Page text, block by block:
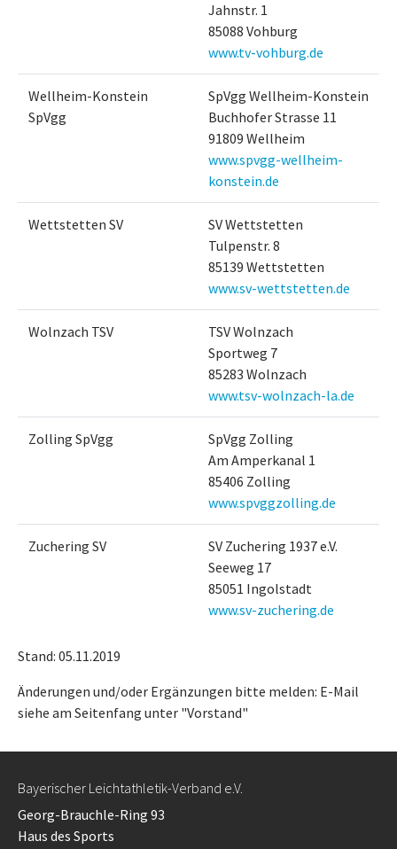
Jahnstr. 1
85088 Vohburg
www.tv-vohburg.de
Wellheim-Konstein
SpVgg
SpVgg Wellheim-Konstein
Buchhofer Strasse 11
91809 Wellheim
www.spvgg-wellheim-
konstein.de
Wettstetten SV
SV Wettstetten
Tulpenstr. 8
85139 Wettstetten
www.sv-wettstetten.de
Wolnzach TSV
TSV Wolnzach
Sportweg 7
85283 Wolnzach
www.tsv-wolnzach-la.de
Zolling SpVgg
SpVgg Zolling
Am Amperkanal 1
85406 Zolling
www.spvggzolling.de
Zuchering SV
SV Zuchering 1937 e.V.
Seeweg 17
85051 Ingolstadt
www.sv-zuchering.de
Stand: 05.11.2019
Änderungen und/oder Ergänzungen bitte melden: E-Mail
siehe am Seitenfang unter "Vorstand"
Bayerischer Leichtathletik-Verband e.V.
Georg-Brauchle-Ring 93
Haus des Sports